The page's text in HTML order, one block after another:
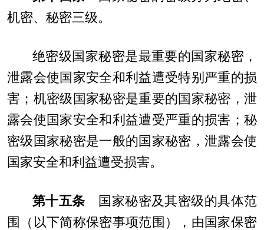
机密、秘密三级。
绝密级国家秘密是最重要的国家秘密，
泄露会使国家安全和利益遭受特别严重的损
害；机密级国家秘密是重要的国家秘密，泄
露会使国家安全和利益遭受严重的损害；秘
密级国家秘密是一般的国家秘密，泄露会使
国家安全和利益遭受损害。
第十五条 国家秘密及其密级的具体范
围（以下简称保密事项范围），由国家保密